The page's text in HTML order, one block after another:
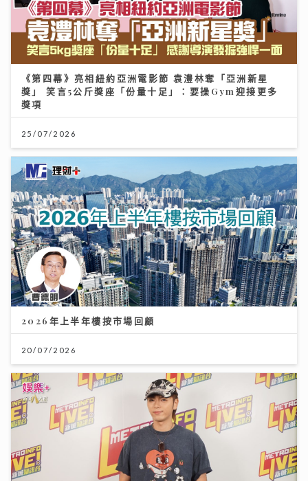
《第四幕》亮相紐約亞洲電影節 袁澧林奪「亞洲新星
獎」 笑言5公斤獎座「份量十足」：要操Gym迎接更多
獎項
25/07/2026
2026年上半年樓按市場回顧
20/07/2026